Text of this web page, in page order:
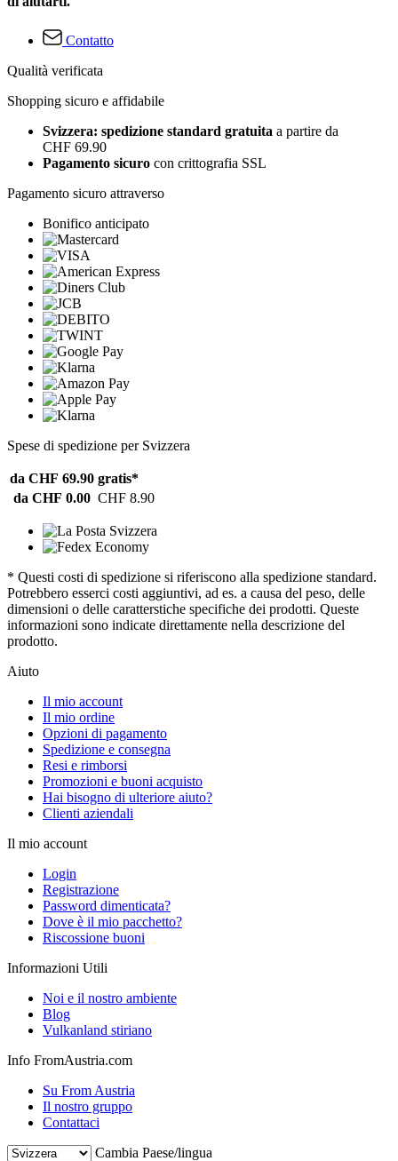
Contatto
Qualità verificata
Shopping sicuro e affidabile
Svizzera: spedizione standard gratuita a partire da
CHF 69.90
Pagamento sicuro con crittografia SSL
Pagamento sicuro attraverso
Bonifico anticipato
Spese di spedizione per Svizzera
da CHF 69.90 gratis*
da CHF 0.00 CHF 8.90
* Questi costi di spedizione si riferiscono alla spedizione standard.
Potrebbero esserci costi aggiuntivi, ad es. a causa del peso, delle
dimensioni o delle caratterstiche specifiche dei prodotti. Queste
informazioni sono indicate direttamente nella descrizione del
prodotto.
Aiuto
Il mio account
Il mio ordine
Opzioni di pagamento
Spedizione e consegna
Resi e rimborsi
Promozioni e buoni acquisto
Hai bisogno di ulteriore aiuto?
Clienti aziendali
Il mio account
Login
Registrazione
Password dimenticata?
Dove è il mio pacchetto?
Riscossione buoni
Informazioni Utili
Noi e il nostro ambiente
Blog
Vulkanland stiriano
Info FromAustria.com
Su From Austria
Il nostro gruppo
Contattaci
Cambia Paese/lingua